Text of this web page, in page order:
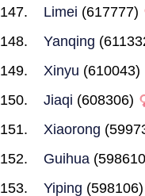
Limei (617777)
Yanqing
Xinyu (610043)
Jiaqi (608306)
Xiaorong
Guihua
Yiping (598106)